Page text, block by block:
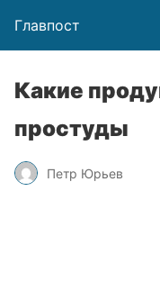
Главпост
Какие
простуды
Петр Юрьев